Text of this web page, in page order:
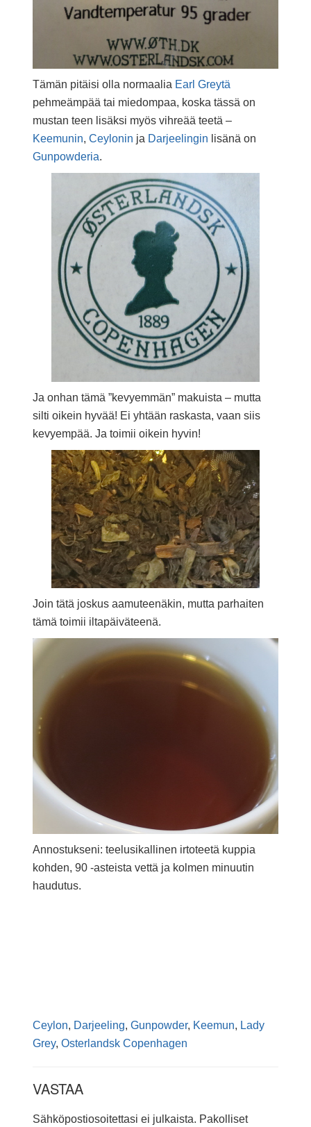
Tämän pitäisi olla normaalia Earl Greytä
pehmeämpää tai miedompaa, koska tässä on
mustan teen lisäksi myös vihreää teetä –
Keemunin, Ceylonin ja Darjeelingin lisänä on
Gunpowderia.
Ja onhan tämä ”kevyemmän” makuista – mutta
silti oikein hyvää! Ei yhtään raskasta, vaan siis
kevyempää. Ja toimii oikein hyvin!
Join tätä joskus aamuteenäkin, mutta parhaiten
tämä toimii iltapäiväteenä.
Annostukseni: teelusikallinen irtoteetä kuppia
kohden, 90 -asteista vettä ja kolmen minuutin
haudutus.
Ceylon, Darjeeling, Gunpowder, Keemun, Lady
Grey, Osterlandsk Copenhagen
VASTAA
Sähköpostiosoitettasi ei julkaista. Pakolliset